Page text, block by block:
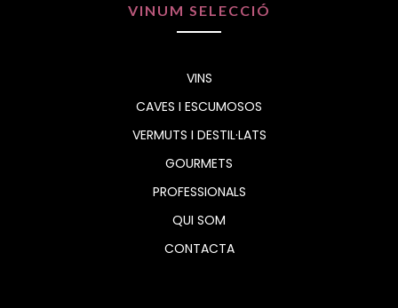
VINUM SELECCIÓ
VINS
CAVES I ESCUMOSOS
VERMUTS I DESTIL·LATS
GOURMETS
PROFESSIONALS
QUI SOM
CONTACTA